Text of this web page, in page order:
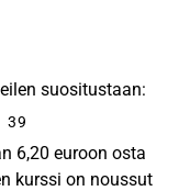
suositustaan:
39
6,20 euroon osta
kurssi on noussut